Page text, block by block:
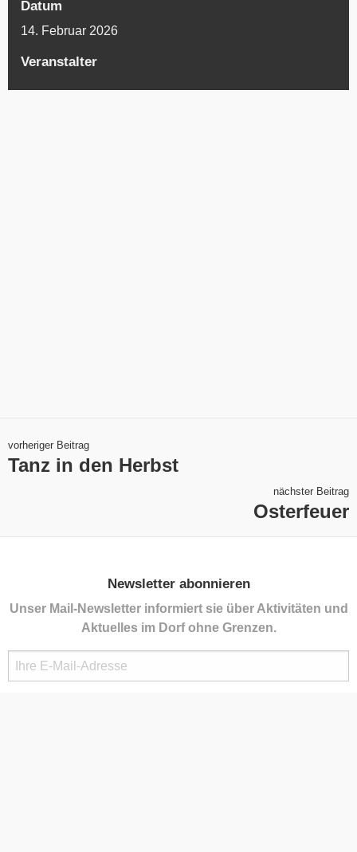
Datum
14. Februar 2026
Veranstalter
vorheriger Beitrag
Tanz in den Herbst
nächster Beitrag
Osterfeuer
Newsletter abonnieren
Unser Mail-Newsletter informiert sie über Aktivitäten und
Aktuelles im Dorf ohne Grenzen.